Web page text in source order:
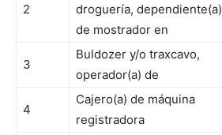
2
droguería, dependiente(a)
de mostrador en
3
Buldozer y/o traxcavo,
operador(a) de
4
Cajero(a) de máquina
registradora